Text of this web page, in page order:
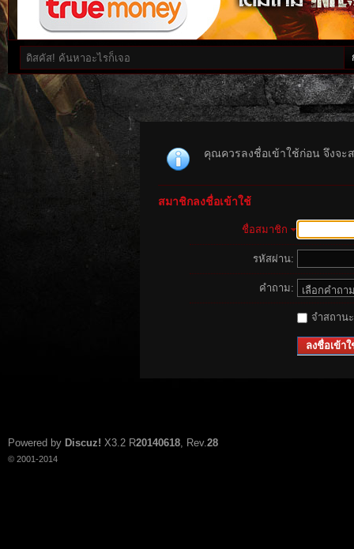
คุณควรลงชื่อเข้าใช้ก่อน จึงจะ
สมาชิกลงชื่อเข้าใช้
ชื่อสมาชิก
รหัสผ่าน:
คำถาม:
จำสถาน
ลงชื่อเข้าใ
Powered by Discuz! X3.2 R20140618, Rev.28
© 2001-2014